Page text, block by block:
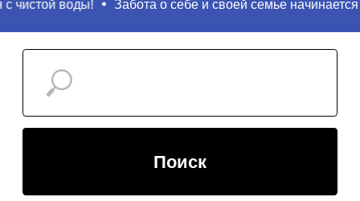
чистой воды! Забота о себе и своей семье начинается